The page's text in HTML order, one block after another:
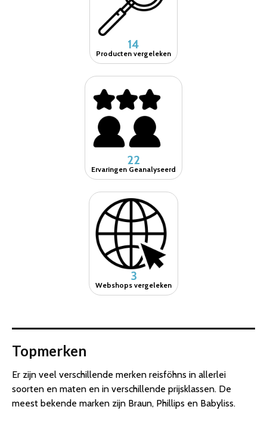
14
Producten vergeleken
22
Ervaringen Geanalyseerd
3
Webshops vergeleken
Topmerken
Er zijn veel verschillende merken reisföhns in allerlei
soorten en maten en in verschillende prijsklassen. De
meest bekende marken zijn Braun, Phillips en Babyliss.